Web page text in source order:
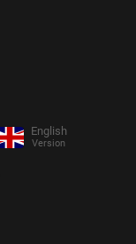
English
Version